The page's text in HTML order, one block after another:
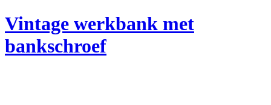
Vintage werkbank met
bankschroef